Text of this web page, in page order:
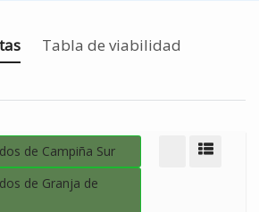
Tabla de viabilidad
de Campiña Sur
de Granja de